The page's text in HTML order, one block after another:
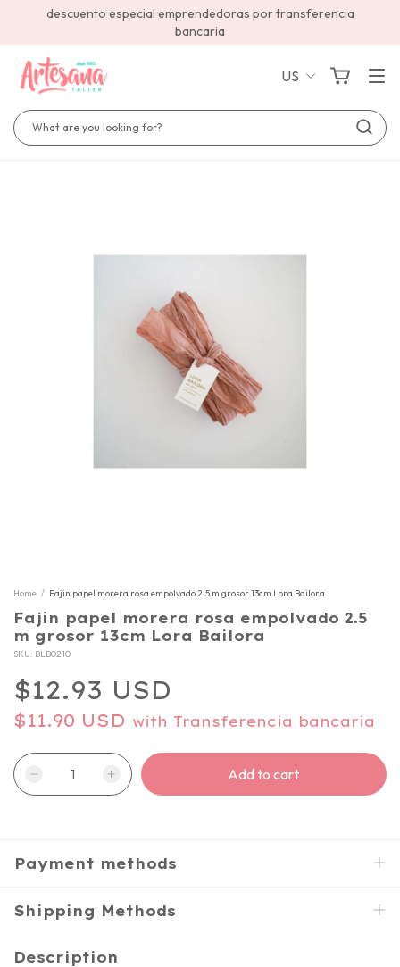
descuento especial emprendedoras por transferencia
bancaria
US
Home / Fajin papel morera rosa empolvado 2.5 m grosor 13cm Lora Bailora
Fajin papel morera rosa empolvado 2.5
m grosor 13cm Lora Bailora
SKU: BLB0210
$12.93 USD
$11.90 USD with Transferencia bancaria
Payment methods
Shipping Methods
Description